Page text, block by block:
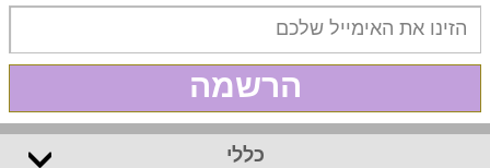
הרשמה
כללי